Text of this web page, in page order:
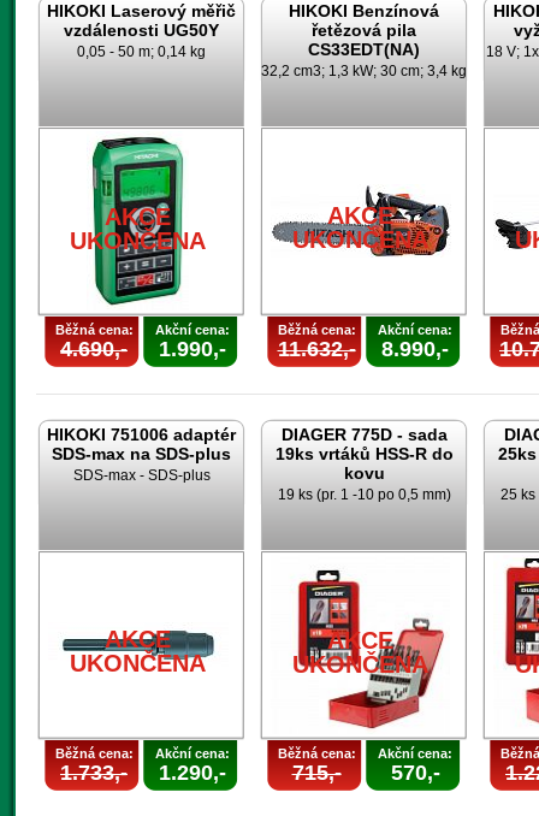
HIKOKI Laserový měřič
vzdálenosti UG50Y
0,05 - 50 m; 0,14 kg
AKCE
UKONČENA
Běžná cena:
4.690,-
Akční cena:
1.990,-
HIKOKI Benzínová
řetězová pila
CS33EDT(NA)
32,2 cm3; 1,3 kW; 30 cm; 3,4 kg
AKCE
UKONČENA
Běžná cena:
11.632,-
Akční cena:
8.990,-
18 V;
HIKOKI 751006 adaptér
SDS-max na SDS-plus
SDS-max - SDS-plus
AKCE
UKONČENA
Běžná cena:
1.733,-
Akční cena:
1.290,-
DIAGER 775D - sada
19ks vrtáků HSS-R do
kovu
19 ks (pr. 1 -10 po 0,5 mm)
AKCE
UKONČENA
Běžná cena:
715,-
Akční cena:
570,-
25 ks